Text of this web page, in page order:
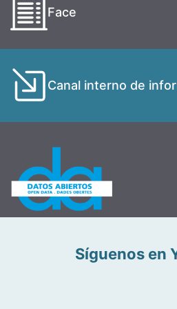
Face
Canal interno de
Síguenos en